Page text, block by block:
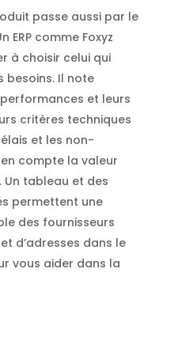
passe aussi par le
ERP comme Foxyz
à choisir celui qui
besoins. Il note
et leurs
critères techniques
et les non-
compte la valeur
Un tableau et des
permettent une
des fournisseurs
d’adresses dans le
vous aider dans la